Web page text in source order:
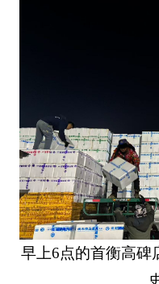
早上6点的首衡高碑